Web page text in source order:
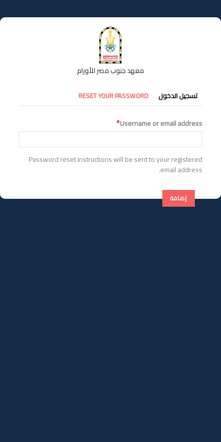
إلى
المحتوى
معهد جنوب مصر للأورام
التبويبات
الأساسية
تسجيل الدخول RESET YOUR PASSWORD
Username or email address
Password reset instructions will be sent to your registered
email address.